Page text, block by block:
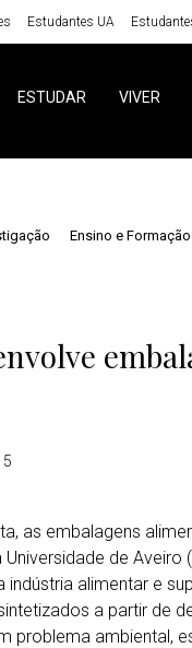
Estudantes UA
ESTUDAR VIVER
Ensino e Formação
as embalagens
Universidade de
indústria alimentar e
a partir de
problema ambiental,